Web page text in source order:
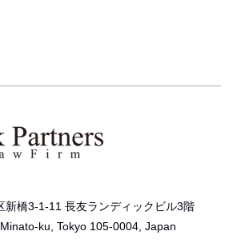
新橋3-1-11 長友ランディックビル3階
ku, Tokyo 105-0004, Japan